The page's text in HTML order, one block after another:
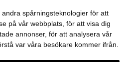
spårningsteknologier för att
på vår webbplats, för att visa dig
annonser, för att analysera vår
var våra besökare kommer ifrån.